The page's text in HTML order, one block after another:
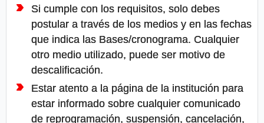
Si cumple con los requisitos, solo debes
postular a través de los medios y en las fechas
que indica las Bases/cronograma. Cualquier
otro medio utilizado, puede ser motivo de
descalificación.
Estar atento a la página de la institución para
estar informado sobre cualquier comunicado
de reprogramación, suspensión, cancelación,